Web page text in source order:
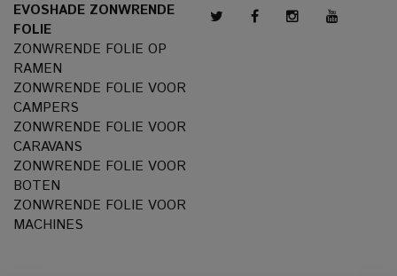
EVOSHADE ZONWRENDE
FOLIE
ZONWRENDE FOLIE OP
RAMEN
ZONWRENDE FOLIE VOOR
CAMPERS
ZONWRENDE FOLIE VOOR
CARAVANS
ZONWRENDE FOLIE VOOR
BOTEN
ZONWRENDE FOLIE VOOR
MACHINES